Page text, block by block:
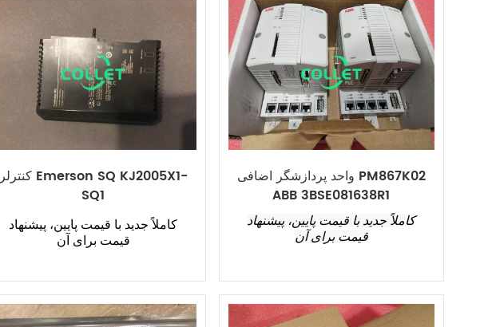
کنترلر Emerson SQ KJ2005X1-
SQ1
کاملاً جدید با قیمت پایین، پیشنهاد
قیمت برای آن
واحد پردازشگر اضافی PM867K02
ABB 3BSE081638R1
کاملاً جدید با قیمت پایین، پیشنهاد
قیمت برای آن